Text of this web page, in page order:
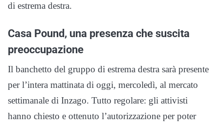
di estrema destra.
Casa Pound, una presenza che suscita
preoccupazione
Il banchetto del gruppo di estrema destra sarà presente
per l’intera mattinata di oggi, mercoledì, al mercato
settimanale di Inzago. Tutto regolare: gli attivisti
hanno chiesto e ottenuto l’autorizzazione per poter